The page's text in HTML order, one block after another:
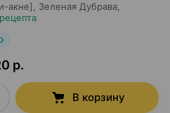
акне], Зеленая Дубрава
р.
В корзину